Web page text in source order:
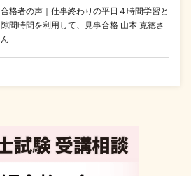
合格者の声｜仕事終わりの平日４時間学習と
隙間時間を利用して、見事合格 山本 克徳さ
ん